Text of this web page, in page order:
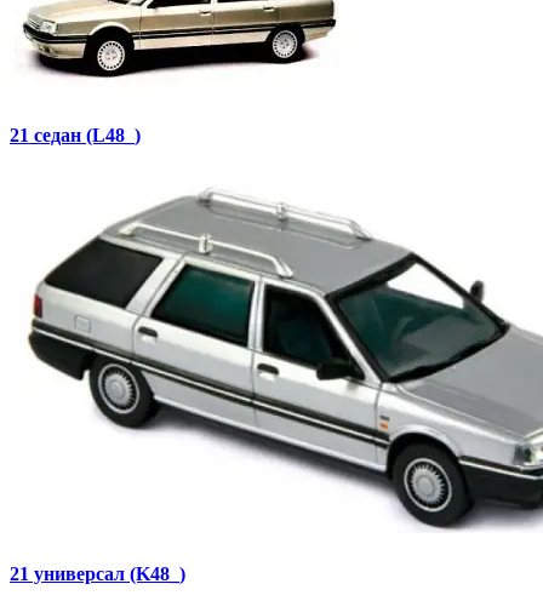
21 седан (L48_)
21 универсал (K48_)